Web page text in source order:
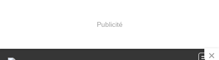
Publicité